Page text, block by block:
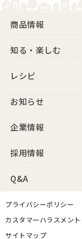
商品情報
知る・楽しむ
レシピ
お知らせ
企業情報
採用情報
Q&A
プライバシーポリシー
カスタマーハラスメン
サイトマップ